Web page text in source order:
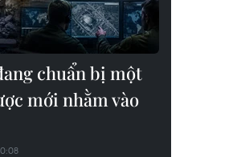
chuẩn bị một
mới nhằm vào